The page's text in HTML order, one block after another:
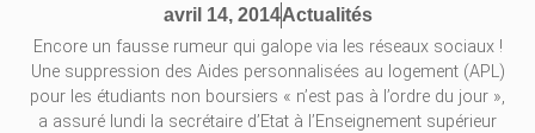
avril 14, 2014Actualités
Encore un fausse rumeur qui galope via les réseaux sociaux !
Une suppression des Aides personnalisées au logement (APL)
pour les étudiants non boursiers « n’est pas à l’ordre du jour »,
a assuré lundi la secrétaire d’Etat à l’Enseignement supérieur